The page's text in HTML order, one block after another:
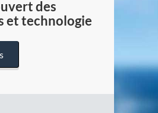
des
et technologie